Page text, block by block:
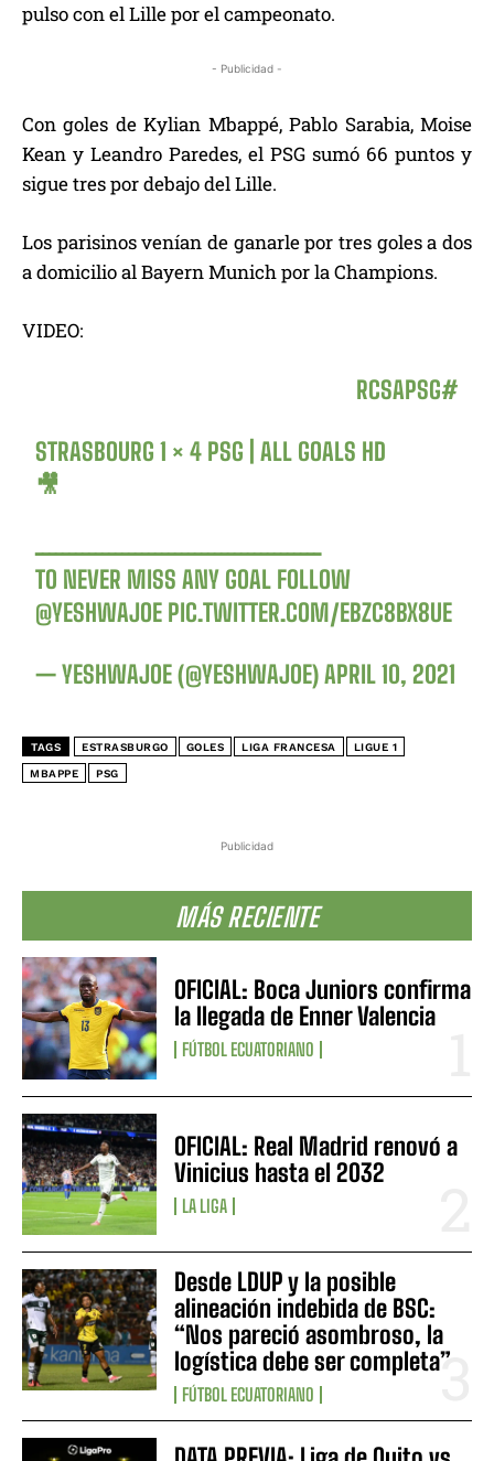
Publicidad
MÁS RECIENTE
OFICIAL: Boca Juniors confirma
la llegada de Enner Valencia
FÚTBOL ECUATORIANO
OFICIAL: Real Madrid renovó a
Vinicius hasta el 2032
LA LIGA
Desde LDUP y la posible
alineación indebida de BSC:
“Nos pareció asombroso, la
logística debe ser completa”
FÚTBOL ECUATORIANO
pulso con el Lille por el campeonato.
- Publicidad -
Con goles de Kylian Mbappé, Pablo Sarabia, Moise
Kean y Leandro Paredes, el PSG sumó 66 puntos y
sigue tres por debajo del Lille.
Los parisinos venían de ganarle por tres goles a dos
a domicilio al Bayern Munich por la Champions.
VIDEO:
#RCSAPSG
STRASBOURG 1 × 4 PSG | ALL GOALS HD
🎥
ـــــــــــــــــــــــــــــــــــــــــــ
TO NEVER MISS ANY GOAL FOLLOW
@YESHWAJOE PIC.TWITTER.COM/EBZC8BX8UE
— YESHWAJOE (@YESHWAJOE)APRIL 10, 2021
TAGS ESTRASBURGO GOLES LIGA FRANCESA LIGUE 1
MBAPPE PSG